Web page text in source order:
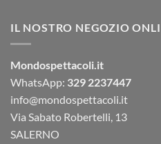
IL NOSTRO NEGOZIO
Mondospettacoli.it
WhatsApp: 329 2237447
info@mondospettacoli.it
Via Sabato Robertelli, 13
SALERNO